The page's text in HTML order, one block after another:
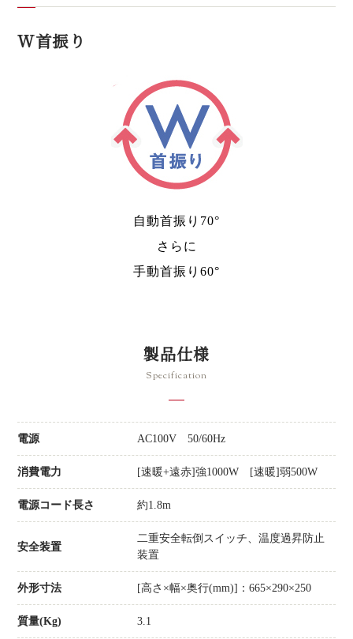
W首振り
自動首振り70°
さらに
手動首振り60°
製品仕様
Specification
電源 AC100V 50/60Hz
消費電力 [速暖+遠赤]強1000W [速暖]弱500W
電源コード長さ 約1.8m
安全装置
二重安全転倒スイッチ、温度過昇防止
装置
外形寸法 [高さ×幅×奥行(mm)]：665×290×250
質量(Kg) 3.1